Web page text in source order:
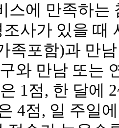
스에 만족하
사가 있을 때
족포함)과 만
와 만남 또는
1점, 한 달에
4점, 일 주일